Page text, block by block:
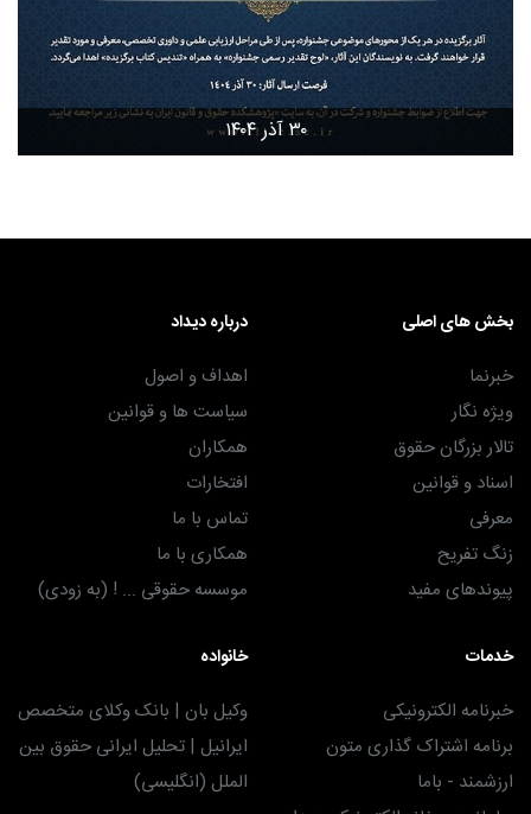
۳۰ آذر ۱۴۰۴
بخش های اصلی
خبرنما
ویژه نگار
تالار بزرگان حقوق
اسناد و قوانین
معرفی
زنگ تفریح
پیوندهای مفید
درباره دیداد
اهداف و اصول
سیاست ها و قوانین
همکاران
افتخارات
تماس با ما
همکاری با ما
موسسه حقوقی ... ! (به زودی)
خدمات
خبرنامه الکترونیکی
برنامه اشتراک گذاری متون
ارزشمند - باما
خانواده
وکیل بان | بانک وکلای متخصص
ایرانیل | تحلیل ایرانی حقوق بین
الملل (انگلیسی)